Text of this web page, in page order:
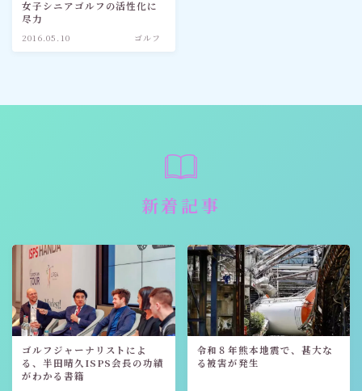
社会情勢
女子シニアゴルフの活性化に
尽力
2016.05.10 ゴルフ
新着記事
ゴルフジャーナリストによ
る、半田晴久ISPS会長の功績
がわかる書籍
令和８年熊本地震で、甚大な
る被害が発生